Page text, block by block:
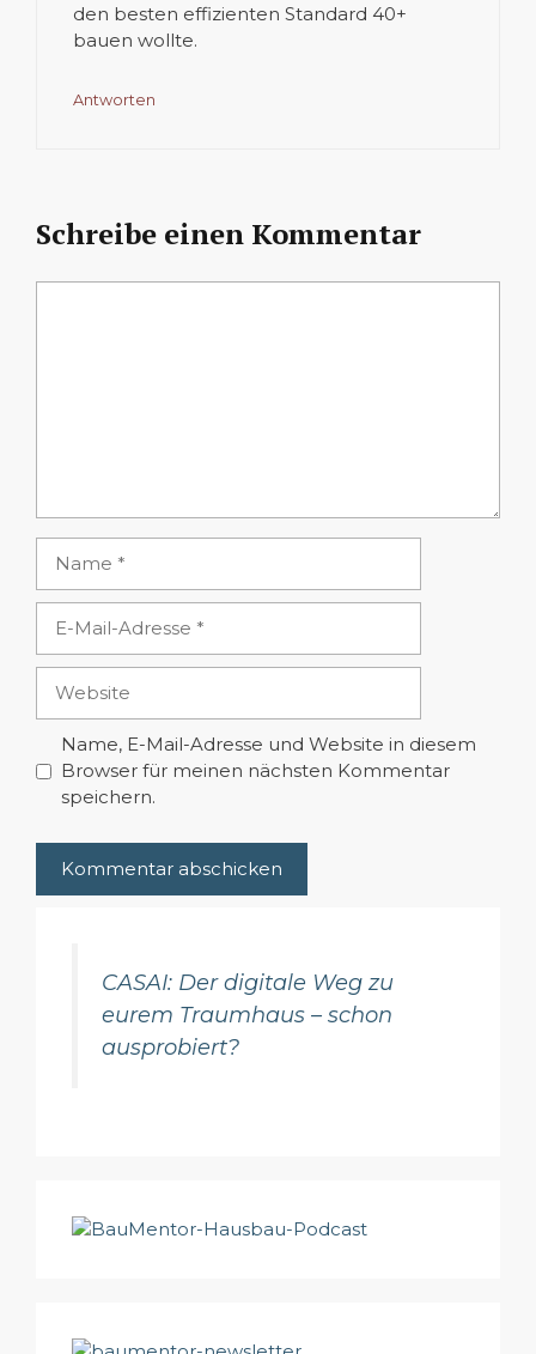
den besten effizienten Standard 40+
bauen wollte.
Antworten
Schreibe einen Kommentar
Mail-
Adresse
Name, E-Mail-Adresse und Website in diesem
Browser für meinen nächsten Kommentar
speichern.
CASAI: Der digitale Weg zu
eurem Traumhaus – schon
ausprobiert?